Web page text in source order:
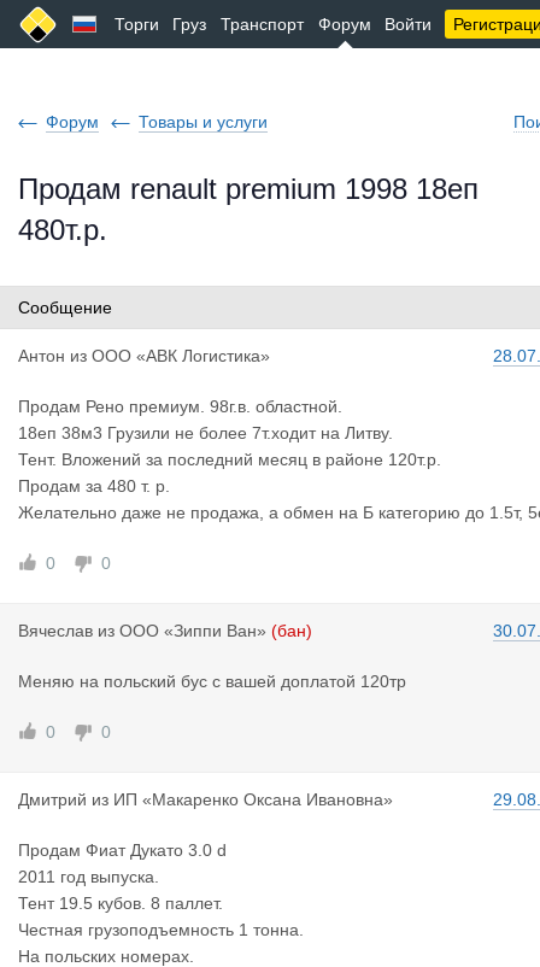
Торги Груз Транспорт Форум Войти
Форум Товары и услуги
Продам renault premium 1998 18еп
480т.р.
Сообщение
Антон из ООО «АВК Логистика»
Продам Рено премиум. 98г.в. областной.
18еп 38м3 Грузили не более 7т.ходит на Литву.
Тент. Вложений за последний месяц в районе 120т.р.
Продам за 480 т. р.
Желательно даже не продажа, а обмен на Б категорию до 1.5т,
0 0
Вячеслав из ООО «Зиппи Ван» (бан)
Меняю на польский бус с вашей доплатой 120тр
0 0
Дмитрий из ИП «Макаренко Оксана Ивановна»
Продам Фиат Дукато 3.0 d
2011 год выпуска.
Тент 19.5 кубов. 8 паллет.
Честная грузоподъемность 1 тонна.
На польских номерах.